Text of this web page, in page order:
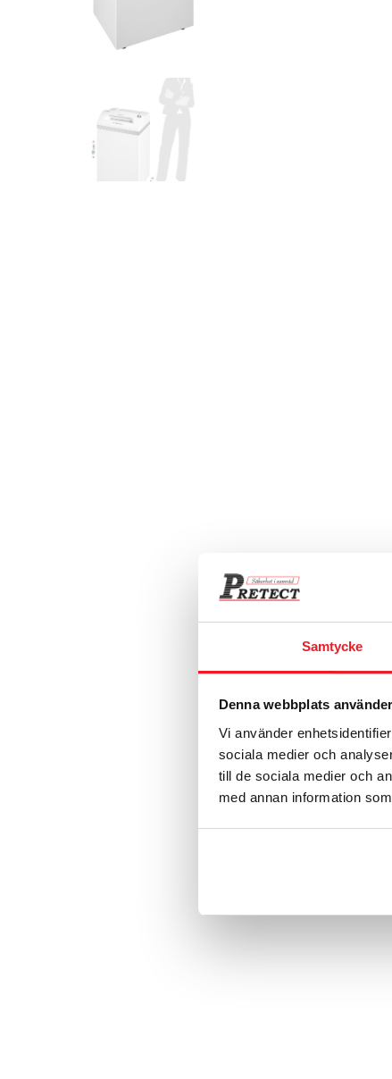
Samtycke
Denna webbplats
Vi använder
sociala medier och
till de sociala medier och
med annan information